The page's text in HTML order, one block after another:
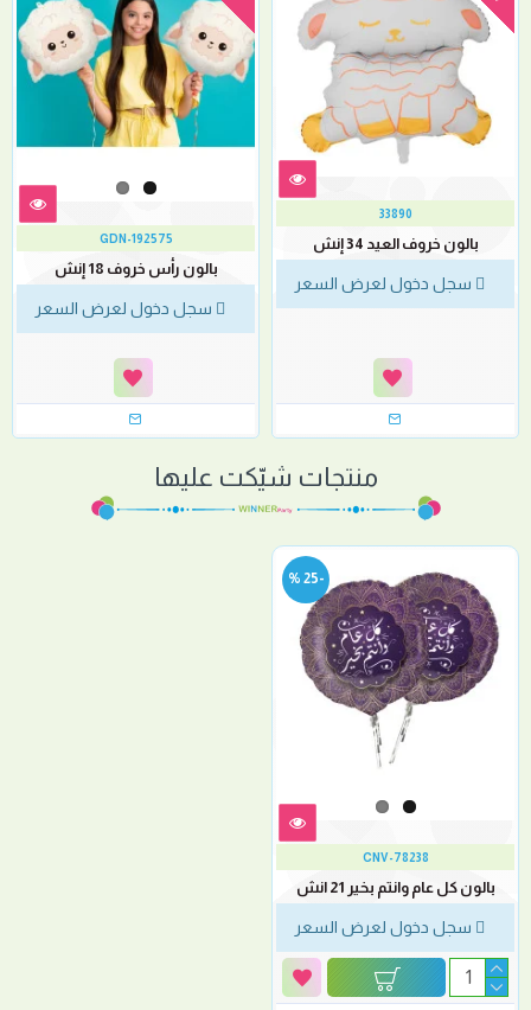
33890
بالون خروف العيد 34 إنش
سجل دخول لعرض السعر
GDN-192575
بالون رأس خروف 18 إنش
سجل دخول لعرض السعر
منتجات شيّكت عليها
-25 %
CNV-78238
بالون كل عام وانتم بخير 21 انش
سجل دخول لعرض السعر